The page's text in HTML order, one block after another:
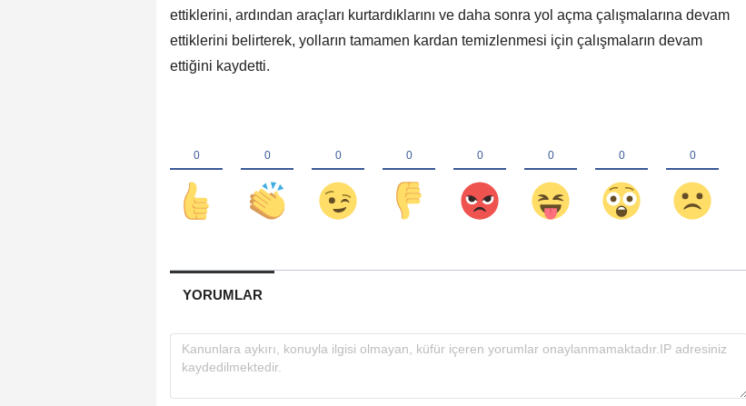
ettiklerini, ardından araçları kurtardıklarını ve daha sonra yol açma çalışmalarına devam
ettiklerini belirterek, yolların tamamen kardan temizlenmesi için çalışmaların devam
ettiğini kaydetti.
YORUMLAR